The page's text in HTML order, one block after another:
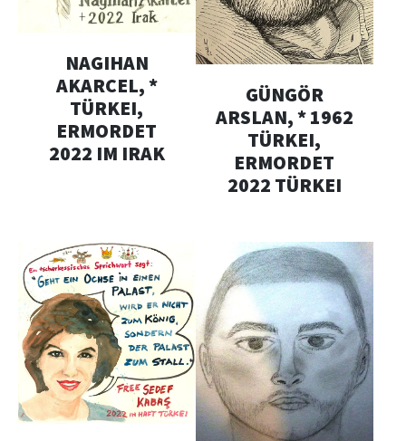
NAGIHAN
AKARCEL, *
TÜRKEI,
ERMORDET
2022 IM IRAK
GÜNGÖR
ARSLAN, * 1962
TÜRKEI,
ERMORDET
2022 TÜRKEI